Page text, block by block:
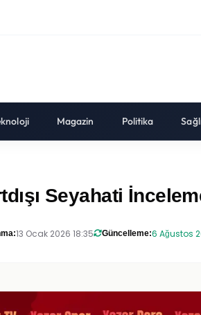
Magazin Politika
Seyahati
13 Ocak 2026 18:35 Güncelleme:6 Ağustos